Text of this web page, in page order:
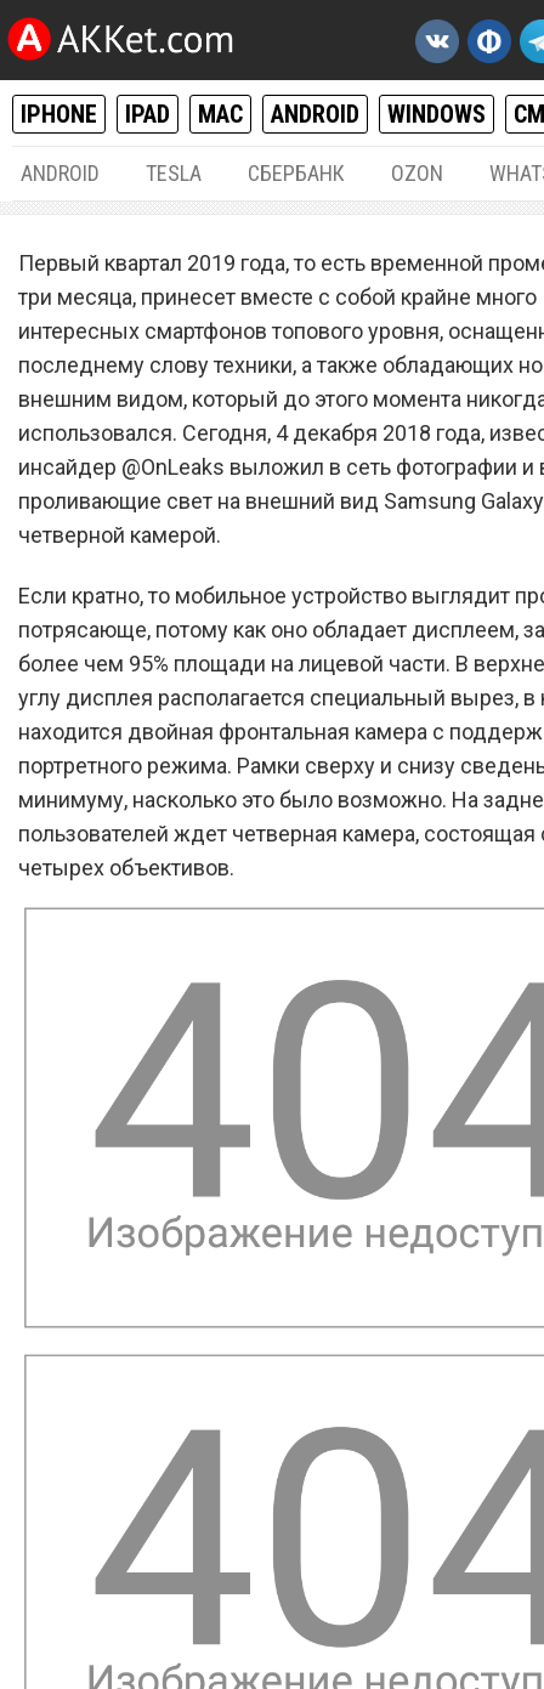
IPHONE IPAD MAC ANDROID WINDOWS
ANDROID TESLA СБЕРБАНК OZON
Samsung Galaxy S10 с
четверной камерой
изображениях и видео
потрясающе
Первый квартал 2019 года, то есть временной
три месяца, принесет вместе с собой крайне много
интересных смартфонов топового уровня,
последнему слову техники, а также обладающих
внешним видом, который до этого момента
использовался. Сегодня, 4 декабря 2018 года,
инсайдер @OnLeaks выложил в сеть фотографии и
проливающие свет на внешний вид Samsung
четверной камерой.
Если кратно, то мобильное устройство выглядит
потрясающе, потому как оно обладает дисплеем,
более чем 95% площади на лицевой части. В
углу дисплея располагается специальный вырез, в
находится двойная фронтальная камера с
портретного режима. Рамки сверху и снизу
минимуму, насколько это было возможно. На
пользователей ждет четверная камера, состоящая
четырех объективов.